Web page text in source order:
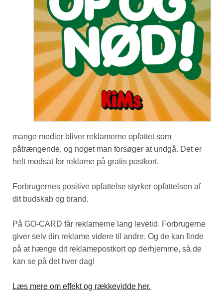
mange medier bliver reklamerne opfattet som
påtrængende, og noget man forsøger at undgå. Det er
helt modsat for reklame på gratis postkort.
Forbrugernes positive opfattelse styrker opfattelsen af
dit budskab og brand.
På GO-CARD får reklamerne lang levetid. Forbrugerne
giver selv din reklame videre til andre. Og de kan finde
på at hænge dit reklamepostkort op derhjemme, så de
kan se på det hver dag!
Læs mere om effekt og rækkevidde her.